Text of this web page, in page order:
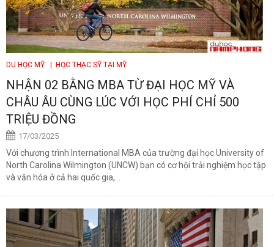
DU HỌC MỸ | HỌC THẠC SỸ TẠI MỸ
NHẬN 02 BẰNG MBA TỪ ĐẠI HỌC MỸ VÀ
CHÂU ÂU CÙNG LÚC VỚI HỌC PHÍ CHỈ 500
TRIỆU ĐỒNG
17/03/2025
Với chương trình International MBA của trường đại học University of
North Carolina Wilmington (UNCW) bạn có cơ hội trải nghiệm học tập
và văn hóa ở cả hai quốc gia,...